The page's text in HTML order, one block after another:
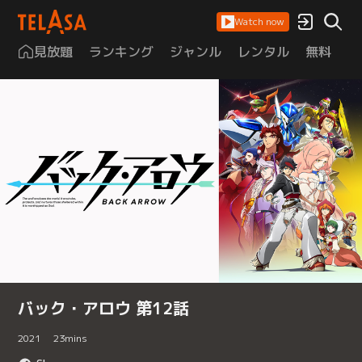
Watch now
見放題 ランキング ジャンル レンタル 無料
バック・アロウ 第12話
2021 23mins